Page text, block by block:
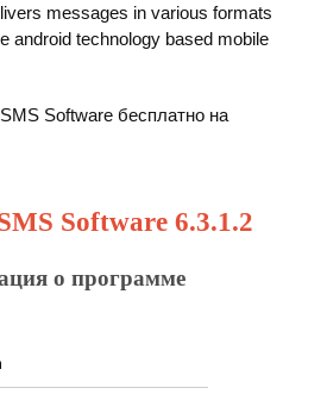
messages in various formats
android technology based mobile
Software бесплатно на
Software 6.3.1.2
о программе